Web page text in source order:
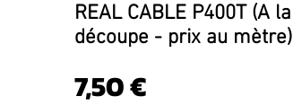
REAL CABLE P400T (A la
découpe - prix au mètre)
7,50 €Prix